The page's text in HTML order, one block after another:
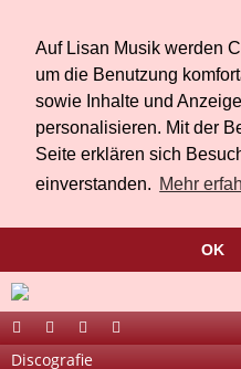
Auf Lisan Musik werden
um die Benutzung
sowie Inhalte und
personalisieren. Mit der
Seite erklären sich
einverstanden. Mehr
OK
ort be äs
Discografie